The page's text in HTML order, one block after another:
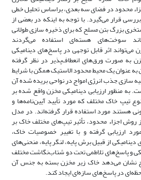
محدود در فضای سه بعدی، براساس تحلیل خطی
قرار می‌گیرد. با توجه به اینکه در بعضی از
بزرگ بتن مسلح که برای ذخیره سازی طولانی
سوخت‌های هسته‌ای استفاده می‌گردند
می‌تواند اثر قابل توجهی در پاسخ‌های دینامیکی
به صورت ورق‌های انعطاف‌پذیر در نظر گرفته
عنوان یک محیط محدود الاستیک همگن با شرایط
سازی جذب انرژی امواج در نواحی بریده شده آن
به منظور ارزیابی دینامیکی مخزن واقع شده بر
تیپ خاک مختلف که مورد تأیید آیین‌نامه‌ها و
هستند مورد استفاده قرار گرفته‌اند. در مدل‌
روش اجزاء محدود، تأثیر تیپ‌های مختلف خاک بر
ارزیابی گرفته و با تغییر خصوصیات خاک،
از قبیل برش پایه، لنگر پایه، منحنی‌های
و پاسخ‌های تلاطمی تحت دو شتاب‌نگاشت مختلف
نشان می‌دهد خاک زیر مخزن بسته به جنس آن
در پاسخ‌های سازه‌ای ایجاد کند.